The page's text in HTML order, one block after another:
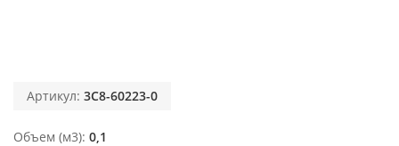
Артикул: 3C8-60223-0
Объем (м3) 0,1